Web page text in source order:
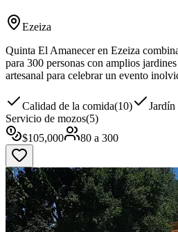
Ezeiza
Quinta El Amanecer en Ezeiza
para 300 personas con amplios
artesanal para celebrar un evento
Calidad de la comida(10) Jardín
Servicio de mozos(5)
$105,000 80 a 300